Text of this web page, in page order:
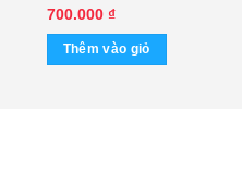
Hương – Tài Linh – Đình Văn
(JVC) – cái
700.000 ₫
Thêm vào giỏ